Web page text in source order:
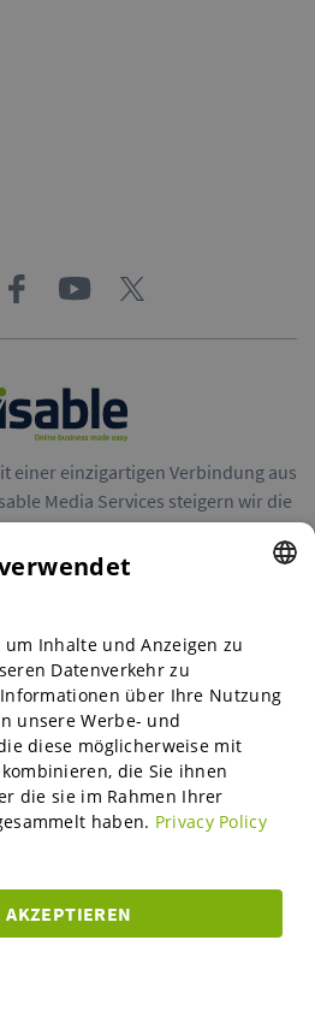
einer einzigartigen Verbindung aus
Media Services steigern wir die
Unternehmen in Europa.
ENGLISH
GERMAN
SPANISH
FRENCH
ITALIAN
ESTONIAN
um Inhalte und Anzeigen zu
Datenverkehr zu
über Ihre Nutzung
unsere Werbe- und
diese möglicherweise mit
die Sie ihnen
die sie im Rahmen Ihrer
haben. Privacy Policy
AKZEPTIEREN